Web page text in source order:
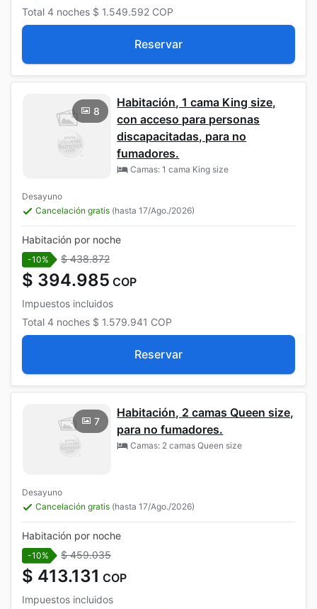
Total 4 noches $ 1.549.592 COP
Reservar
8
Habitación, 1 cama King size,
con acceso para personas
discapacitadas, para no
fumadores.
Camas: 1 cama King size
Desayuno
Cancelación gratis (hasta 17/Ago./2026)
Habitación por noche
-10% $ 438.872
$ 394.985 COP
Impuestos incluidos
Total 4 noches $ 1.579.941 COP
Reservar
7
Habitación, 2 camas Queen size,
para no fumadores.
Camas: 2 camas Queen size
Desayuno
Cancelación gratis (hasta 17/Ago./2026)
Habitación por noche
-10% $ 459.035
$ 413.131 COP
Impuestos incluidos